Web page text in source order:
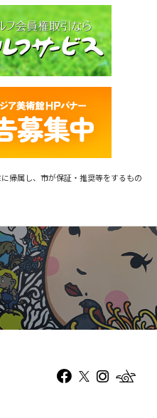
帰属し、市が保証・推奨等をするもの